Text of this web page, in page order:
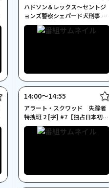
ハドソン＆レックス～セントジ
ョンズ警察シェパード犬刑事 5
[字]「女の敵リスト」
14:00〜14:55
アラート・スクワッド 失踪者
特捜班 2 [字] #7【独占日本初・
一挙放送】